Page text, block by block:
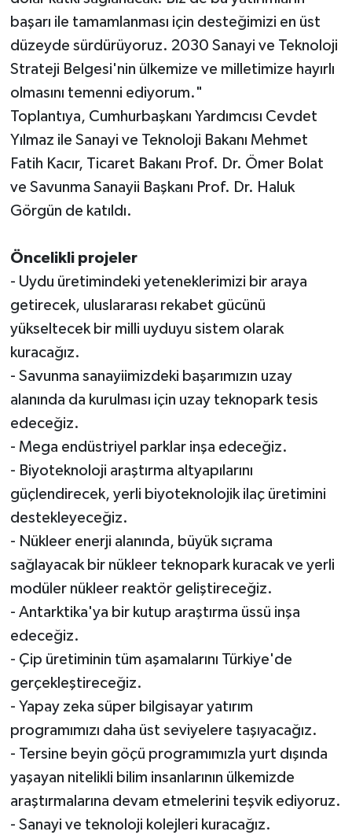
başarı ile tamamlanması için desteğimizi en üst
düzeyde sürdürüyoruz. 2030 Sanayi ve Teknoloji
Strateji Belgesi'nin ülkemize ve milletimize hayırlı
olmasını temenni ediyorum."
Toplantıya, Cumhurbaşkanı Yardımcısı Cevdet
Yılmaz ile Sanayi ve Teknoloji Bakanı Mehmet
Fatih Kacır, Ticaret Bakanı Prof. Dr. Ömer Bolat
ve Savunma Sanayii Başkanı Prof. Dr. Haluk
Görgün de katıldı.
Öncelikli projeler
- Uydu üretimindeki yeteneklerimizi bir araya
getirecek, uluslararası rekabet gücünü
yükseltecek bir milli uyduyu sistem olarak
kuracağız.
- Savunma sanayiimizdeki başarımızın uzay
alanında da kurulması için uzay teknopark tesis
edeceğiz.
- Mega endüstriyel parklar inşa edeceğiz.
- Biyoteknoloji araştırma altyapılarını
güçlendirecek, yerli biyoteknolojik ilaç üretimini
destekleyeceğiz.
- Nükleer enerji alanında, büyük sıçrama
sağlayacak bir nükleer teknopark kuracak ve yerli
modüler nükleer reaktör geliştireceğiz.
- Antarktika'ya bir kutup araştırma üssü inşa
edeceğiz.
- Çip üretiminin tüm aşamalarını Türkiye'de
gerçekleştireceğiz.
- Yapay zeka süper bilgisayar yatırım
programımızı daha üst seviyelere taşıyacağız.
- Tersine beyin göçü programımızla yurt dışında
yaşayan nitelikli bilim insanlarının ülkemizde
araştırmalarına devam etmelerini teşvik ediyoruz.
- Sanayi ve teknoloji kolejleri kuracağız.